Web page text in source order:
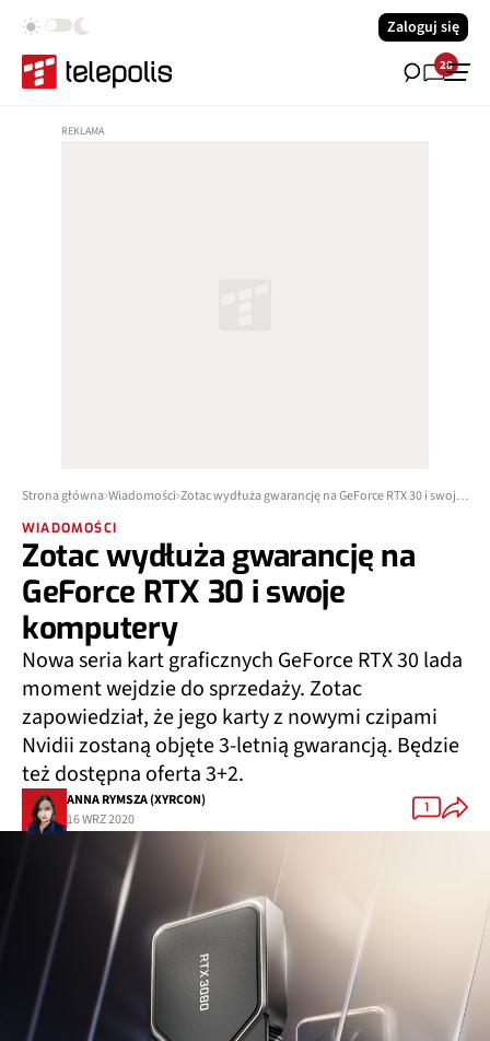
Zaloguj się
28
Strona główna Wiadomości Zotac wydłuża gwarancję na GeForce RTX 30 i swoje komputery
WIADOMOŚCI
Zotac wydłuża gwarancję na
GeForce RTX 30 i swoje
komputery
Nowa seria kart graficznych GeForce RTX 30 lada
moment wejdzie do sprzedaży. Zotac
zapowiedział, że jego karty z nowymi czipami
Nvidii zostaną objęte 3-letnią gwarancją. Będzie
też dostępna oferta 3+2.
ANNA RYMSZA (XYRCON)
16 WRZ 2020
1